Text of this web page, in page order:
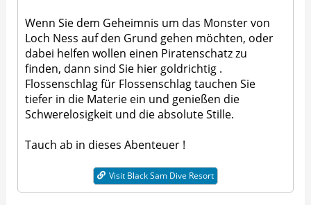
Wenn Sie dem Geheimnis um das Monster von
Loch Ness auf den Grund gehen möchten, oder
dabei helfen wollen einen Piratenschatz zu
finden, dann sind Sie hier goldrichtig .
Flossenschlag für Flossenschlag tauchen Sie
tiefer in die Materie ein und genießen die
Schwerelosigkeit und die absolute Stille.
Tauch ab in dieses Abenteuer !
Visit Black Sam Dive Resort